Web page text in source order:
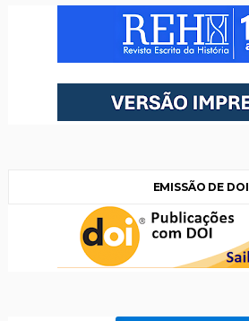
EMISSÃO DE DOI